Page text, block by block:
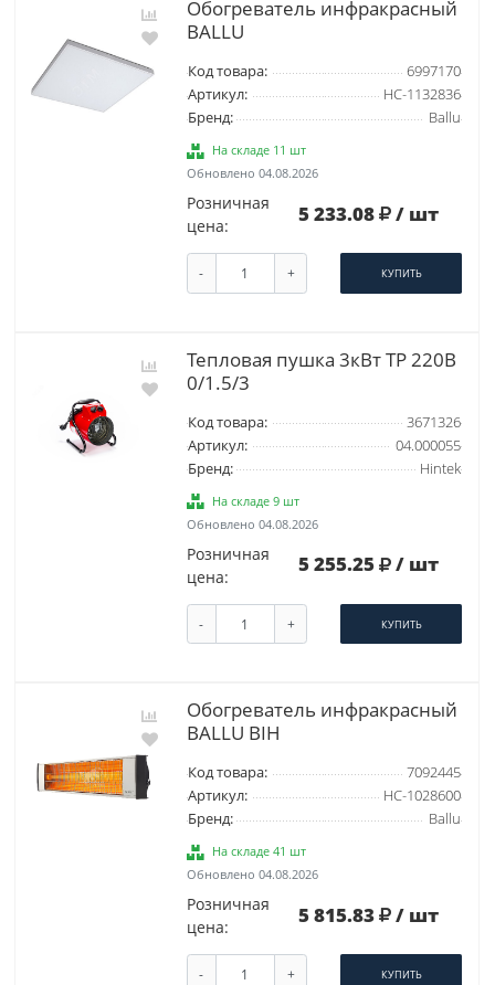
Обогреватель инфракрасный
BALLU
Код товара:
6997170
Артикул:
НС-1132836
Бренд:
Ballu
На складе 11 шт
Обновлено 04.08.2026
Розничная
цена:
5 233.08 / шт
- + КУПИТЬ
Тепловая пушка 3кВт TP 220B
0/1.5/3
Код товара:
3671326
Артикул:
04.000055
Бренд:
Hintek
На складе 9 шт
Обновлено 04.08.2026
Розничная
цена:
5 255.25 / шт
- + КУПИТЬ
Обогреватель инфракрасный
BALLU BIH
Код товара:
7092445
Артикул:
НС-1028600
Бренд:
Ballu
На складе 41 шт
Обновлено 04.08.2026
Розничная
цена:
5 815.83 / шт
- + КУПИТЬ